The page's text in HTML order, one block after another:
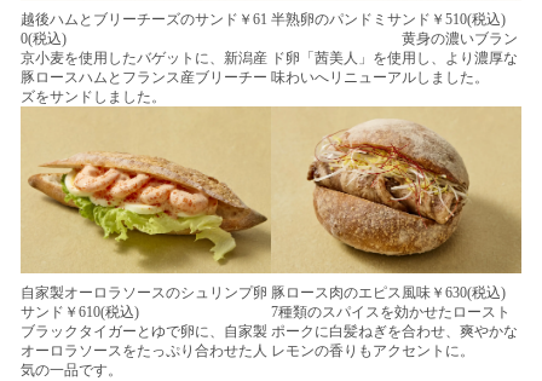
越後ハムとブリーチーズのサンド￥61
0(税込)
京小麦を使用したバゲットに、新潟産
豚ロースハムとフランス産ブリーチー
ズをサンドしました。
半熟卵のパンドミサンド￥510(税込)
黄身の濃いブラン
ド卵「茜美人」を使用し、より濃厚な
味わいへリニューアルしました。
自家製オーロラソースのシュリンプ卵
サンド￥610(税込)
ブラックタイガーとゆで卵に、自家製
オーロラソースをたっぷり合わせた人
気の一品です。
豚ロース肉のエピス風味￥630(税込)
7種類のスパイスを効かせたロースト
ポークに白髪ねぎを合わせ、爽やかな
レモンの香りもアクセントに。